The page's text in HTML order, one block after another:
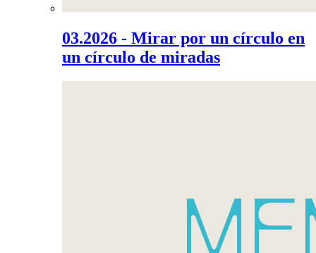
03.2026 - Mirar por un círculo en
un círculo de miradas